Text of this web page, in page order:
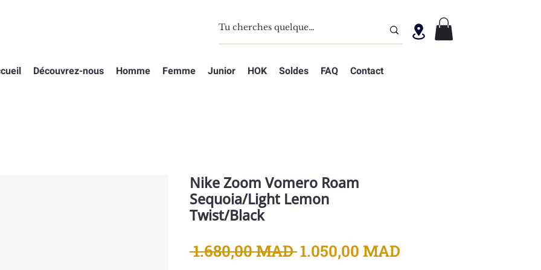
Découvrez-nous Homme Femme Junior HOK Soldes FAQ Contact
Nike Zoom Vomero Roam
Sequoia/Light Lemon
Twist/Black
1.680,00 MAD Prix
1.050,00 MAD